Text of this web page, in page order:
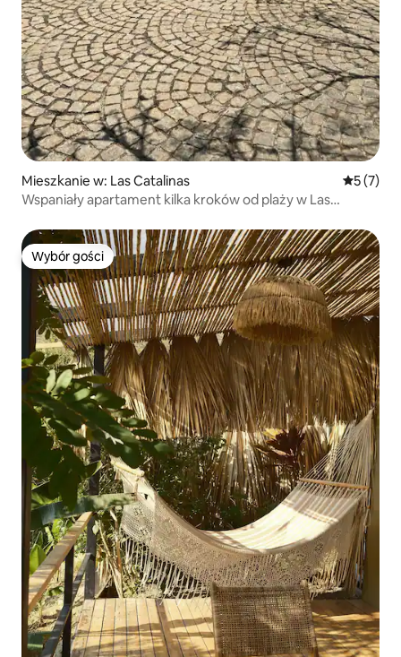
Mieszkanie w: Las Catalinas Średnia
5 (7)
Wspaniały apartament kilka kroków od plaży w Las
Wybór gości
Wybór gości